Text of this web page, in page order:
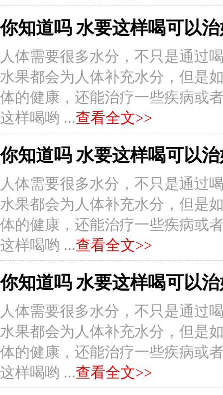
你知道吗 水要这样喝可以
人体需要很多水分，不只是通过
水果都会为人体补充水分，但是
体的健康，还能治疗一些疾病或
这样喝哟 ...查看全文>>
你知道吗 水要这样喝可以
人体需要很多水分，不只是通过
水果都会为人体补充水分，但是
体的健康，还能治疗一些疾病或
这样喝哟 ...查看全文>>
你知道吗 水要这样喝可以
人体需要很多水分，不只是通过
水果都会为人体补充水分，但是
体的健康，还能治疗一些疾病或
这样喝哟 ...查看全文>>